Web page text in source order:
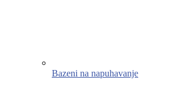
Bazeni na napuhavanje